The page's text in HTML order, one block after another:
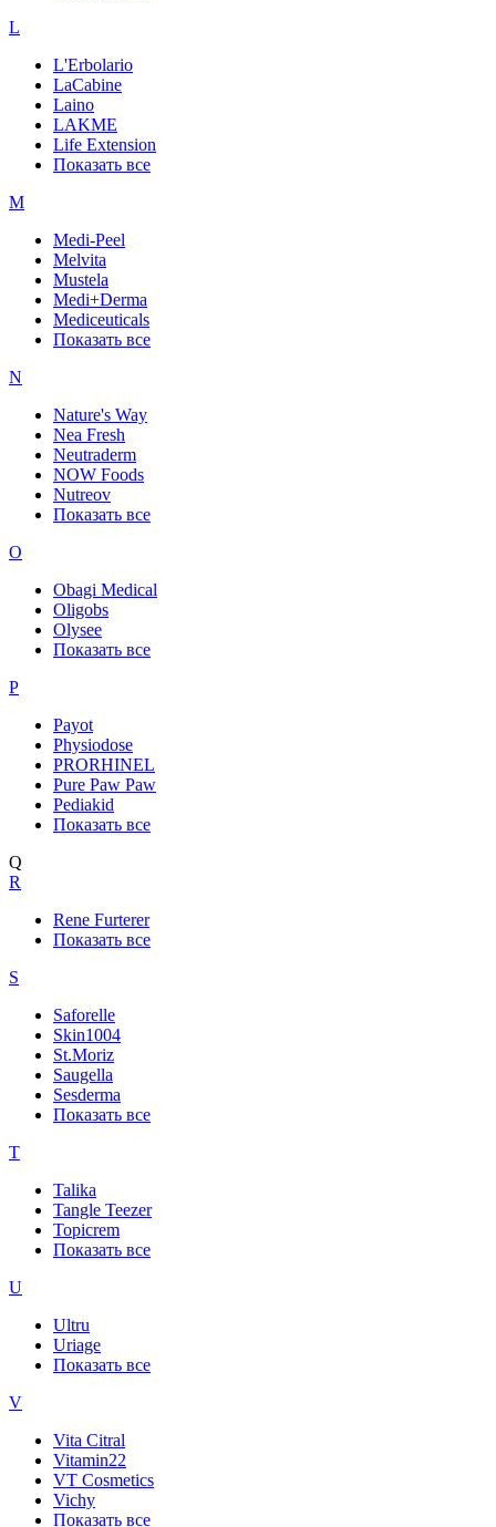
L
L'Erbolario
LaCabine
Laino
LAKME
Life Extension
Показать все
M
Medi-Peel
Melvita
Mustela
Medi+Derma
Mediceuticals
Показать все
N
Nature's Way
Nea Fresh
Neutraderm
NOW Foods
Nutreov
Показать все
O
Obagi Medical
Oligobs
Olysee
Показать все
P
Payot
Physiodose
PRORHINEL
Pure Paw Paw
Pediakid
Показать все
Q
R
Rene Furterer
Показать все
S
Saforelle
Skin1004
St.Moriz
Saugella
Sesderma
Показать все
T
Talika
Tangle Teezer
Topicrem
Показать все
U
Ultru
Uriage
Показать все
V
Vita Citral
Vitamin22
VT Cosmetics
Vichy
Показать все